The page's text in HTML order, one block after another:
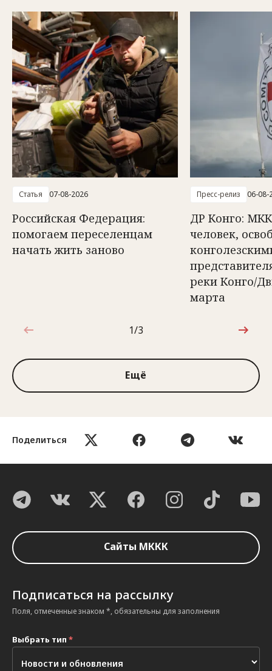
Поделиться
Статья 07-08-2026
Российская Федерация:
помогаем переселенцам
начать жить заново
Пресс-релиз 06-08-
ДР Конго:
человек,
реки Конго/
марта
1 из 3
1/3
Ещё
Сайты МККК
Подписаться на рассылку
Поля, отмеченные знаком *, обязательны для заполнения
Выбрать тип *